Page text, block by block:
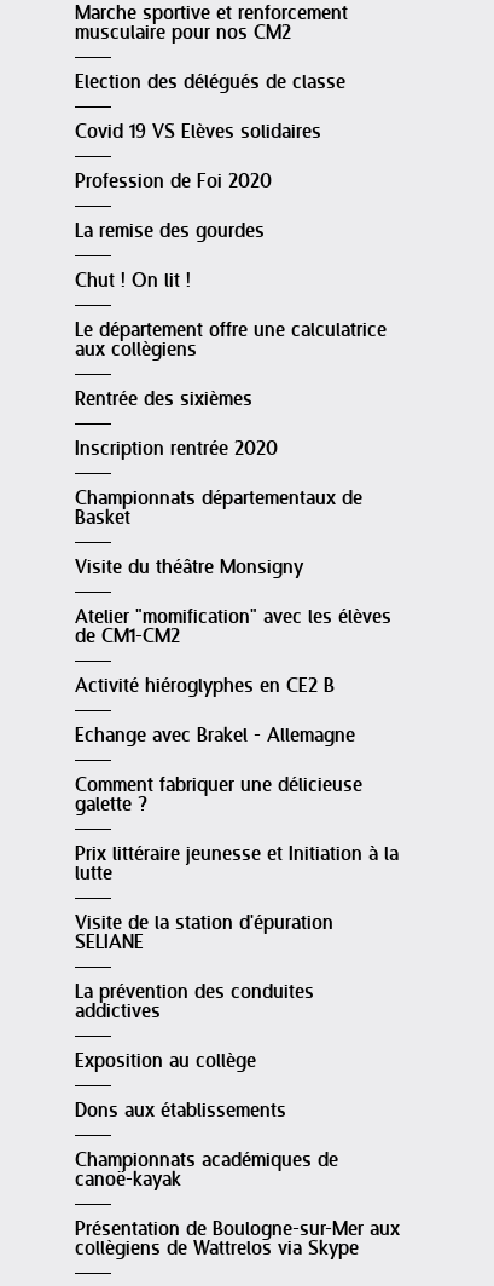
Marche sportive et renforcement
musculaire pour nos CM2
Election des délégués de classe
Covid 19 VS Elèves solidaires
Profession de Foi 2020
La remise des gourdes
Chut ! On lit !
Le département offre une calculatrice
aux collègiens
Rentrée des sixièmes
Inscription rentrée 2020
Championnats départementaux de
Basket
Visite du théâtre Monsigny
Atelier "momification" avec les élèves
de CM1-CM2
Activité hiéroglyphes en CE2 B
Echange avec Brakel - Allemagne
Comment fabriquer une délicieuse
galette ?
Prix littéraire jeunesse et Initiation à la
lutte
Visite de la station d'épuration
SELIANE
La prévention des conduites
addictives
Exposition au collège
Dons aux établissements
Championnats académiques de
canoë-kayak
Présentation de Boulogne-sur-Mer aux
collègiens de Wattrelos via Skype